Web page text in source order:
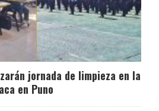
jornada de limpieza en la
en Puno